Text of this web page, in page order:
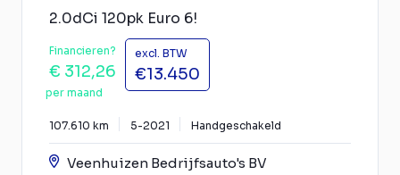
2.0dCi 120pk Euro 6!
Financieren?
€ 312,26
per maand
excl. BTW
€13.450
107.610 km 5-2021 Handgeschakeld
Veenhuizen Bedrijfsauto's BV